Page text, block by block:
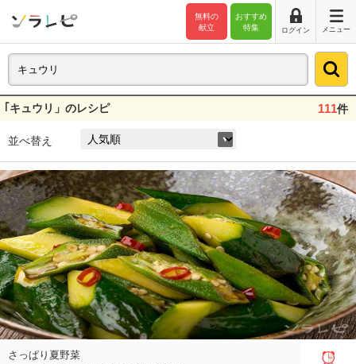
おすすめ
特集
無料の
献立
ログイン メニュー
｢キュウリ」のレシピ 111件
並べ替え
さっぱり夏野菜